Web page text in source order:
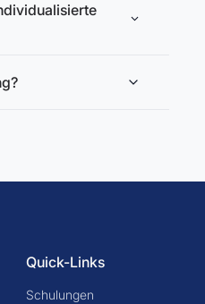
Quick-Links
Schulungen